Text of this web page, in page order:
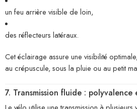
un feu arrière visible de loin,
des réflecteurs latéraux.
Cet éclairage assure une visibilité
au crépuscule, sous la pluie ou au petit
7. Transmission fluide : polyvalence